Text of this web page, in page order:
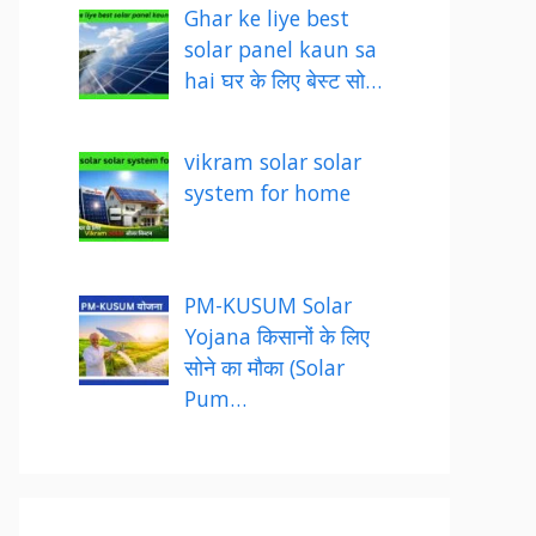
Ghar ke liye best
solar panel kaun sa
hai घर के लिए बेस्ट सो…
vikram solar solar
system for home
PM-KUSUM Solar
Yojana किसानों के लिए
सोने का मौका (Solar
Pum…